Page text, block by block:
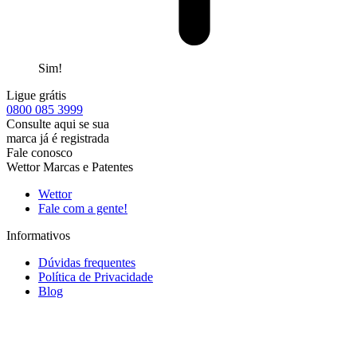
Sim!
Ligue grátis
0800 085 3999
Consulte aqui se sua
marca já é registrada
Fale conosco
Wettor Marcas e Patentes
Wettor
Fale com a gente!
Informativos
Dúvidas frequentes
Política de Privacidade
Blog